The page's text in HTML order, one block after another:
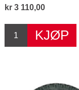
kr 3 110,00